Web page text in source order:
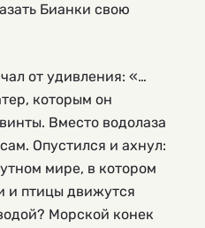
Бианки свою
от удивления: «…
которым он
Вместо водолаза
Опустился и ахнул:
мире, в котором
и птицы движутся
Морской конек